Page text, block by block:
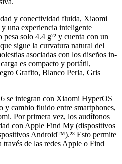
y conectividad fluida, Xiaomi
una experiencia inteligente
solo 4.4 g²² y cuenta con un
sigue la curvatura natural del
asociadas con los diseños in-
es compacto y portátil,
Grafito, Blanco Perla, Gris
se integran con Xiaomi HyperOS
y cambio fluido entre smartphones,
Por primera vez, los audífonos
con Apple Find My (dispositivos
Android™).²³ Esto permite
de las redes Apple o Find